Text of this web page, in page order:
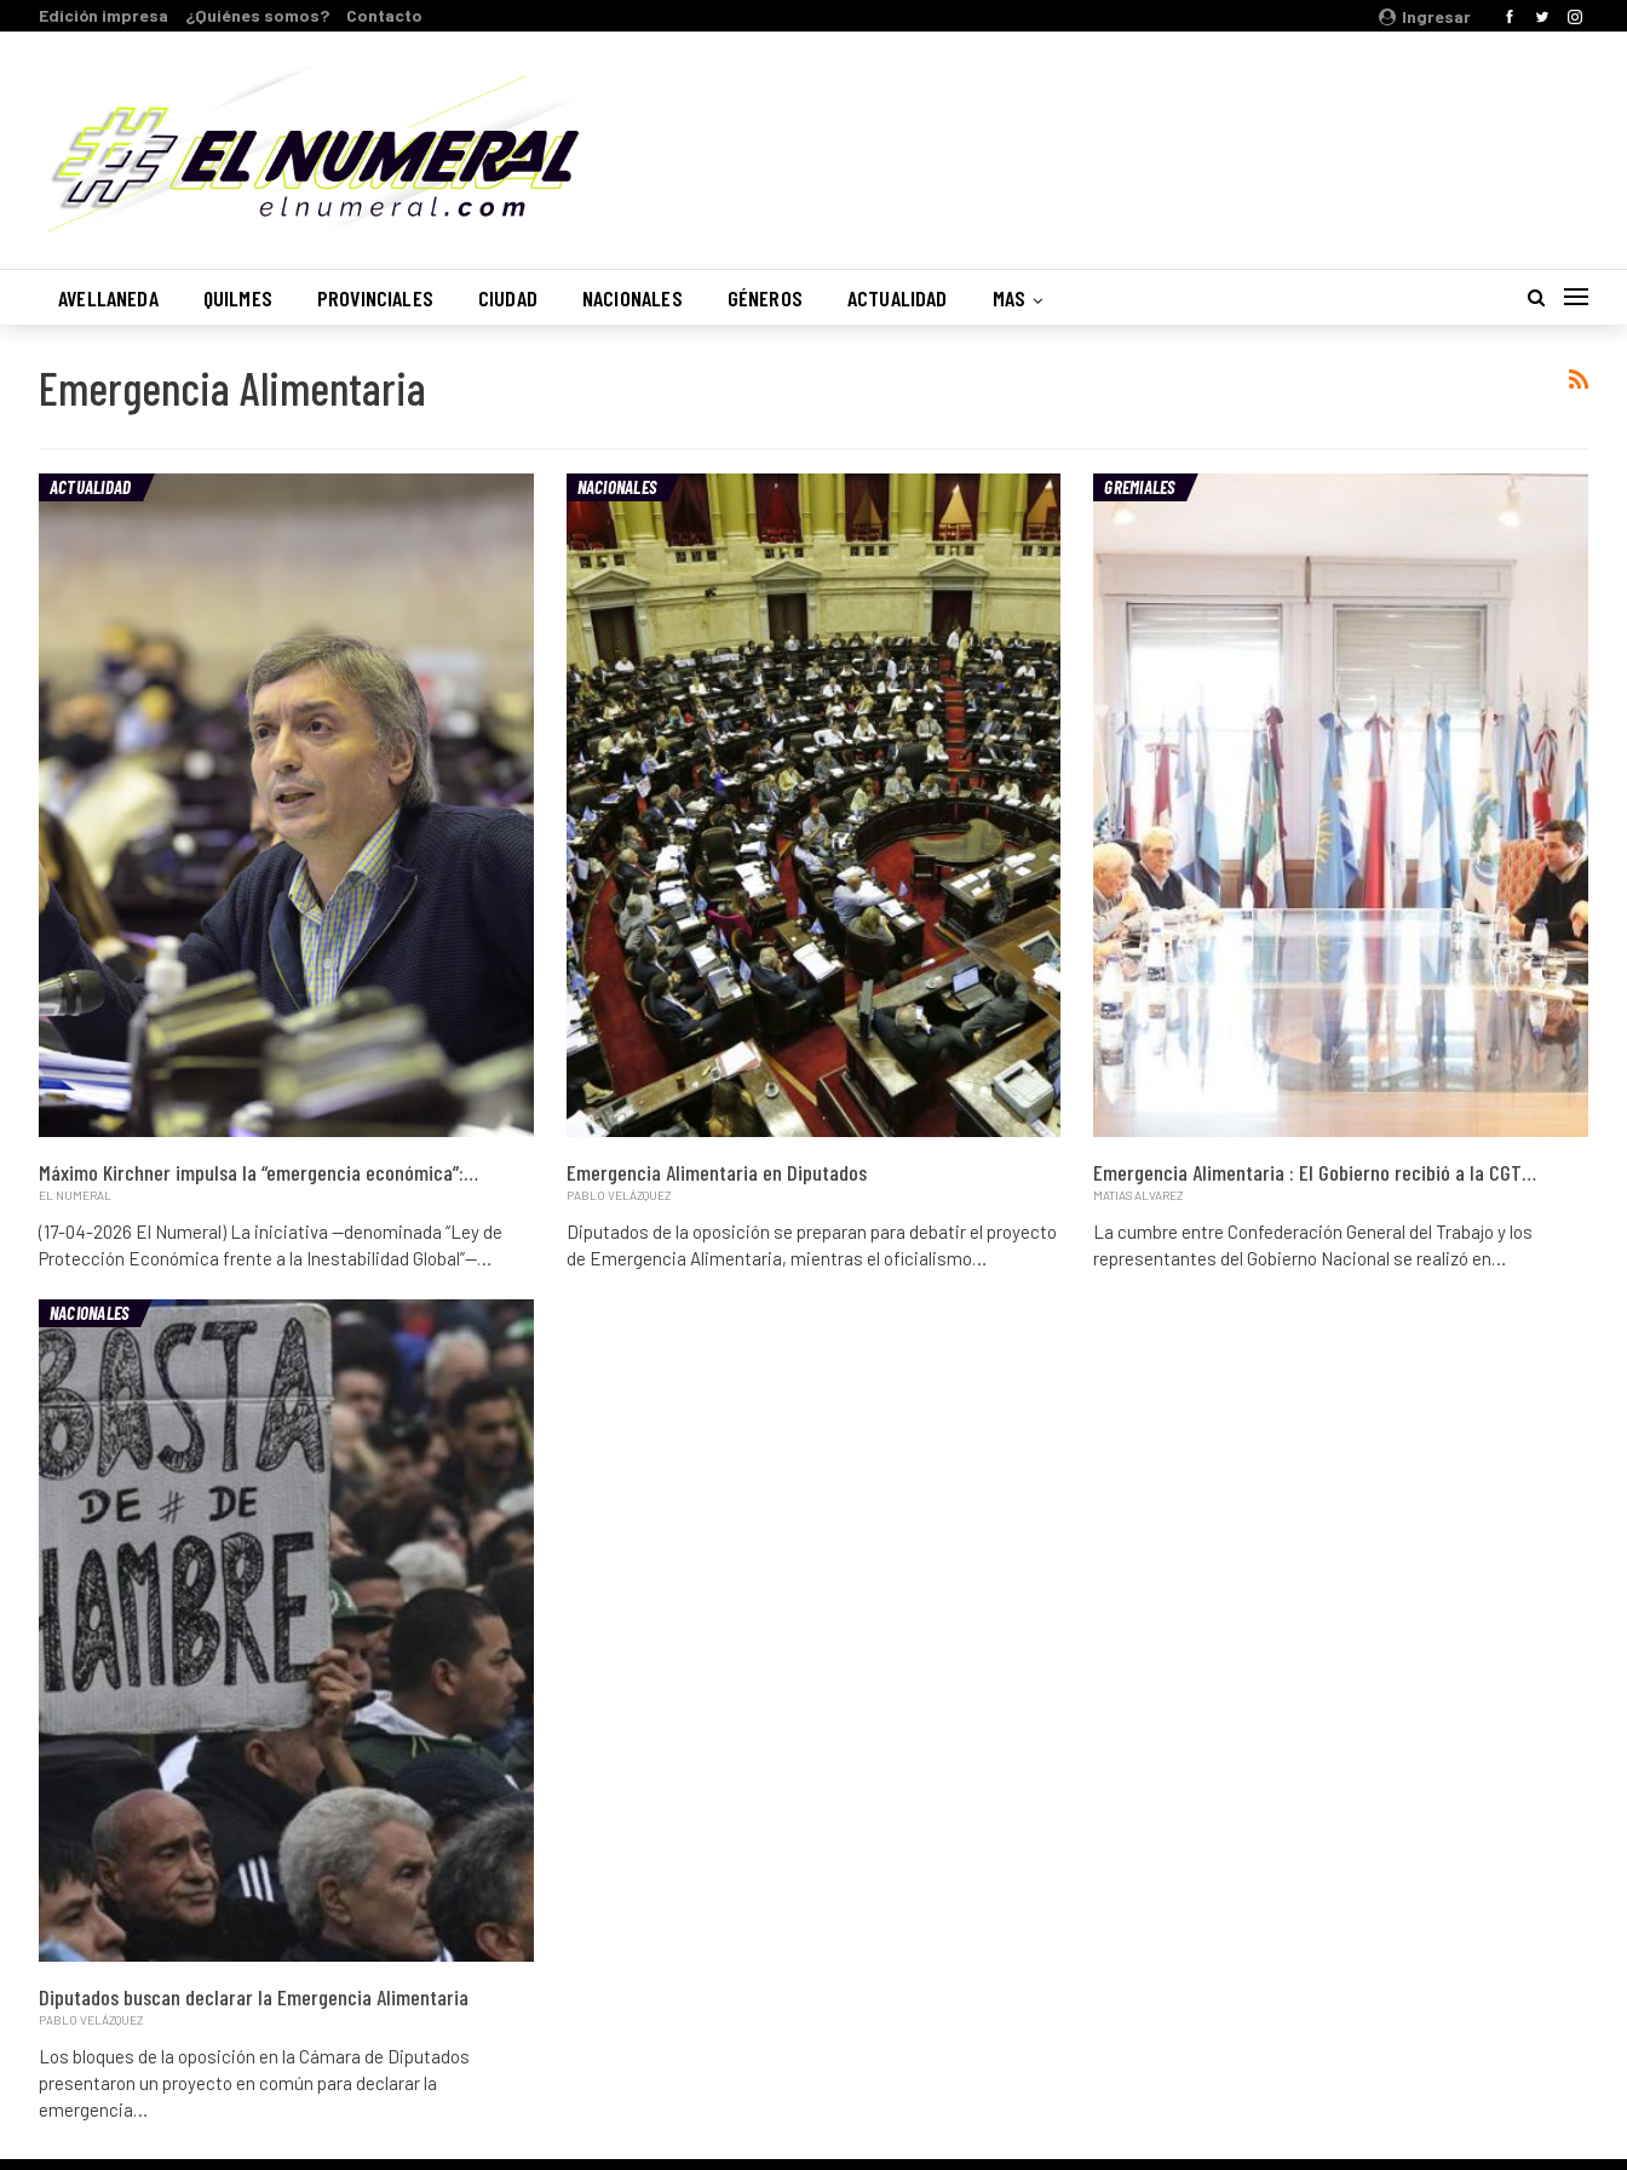
Ingresar
Edición impresa ¿Quiénes somos? Contacto
AVELLANEDA QUILMES PROVINCIALES CIUDAD NACIONALES GÉNEROS ACTUALIDAD MAS
Emergencia Alimentaria
ACTUALIDAD
Máximo Kirchner impulsa la “emergencia económica”:…
EL NUMERAL
(17-04-2026 El Numeral) La iniciativa —denominada “Ley de
Protección Económica frente a la Inestabilidad Global”—…
NACIONALES
Emergencia Alimentaria en Diputados
PABLO VELÁZQUEZ
Diputados de la oposición se preparan para debatir el proyecto
de Emergencia Alimentaria, mientras el oficialismo…
GREMIALES
Emergencia Alimentaria : El Gobierno recibió a la CGT…
MATIAS ALVAREZ
La cumbre entre Confederación General del Trabajo y los
representantes del Gobierno Nacional se realizó en…
NACIONALES
Diputados buscan declarar la Emergencia Alimentaria
PABLO VELÁZQUEZ
Los bloques de la oposición en la Cámara de Diputados
presentaron un proyecto en común para declarar la
emergencia…